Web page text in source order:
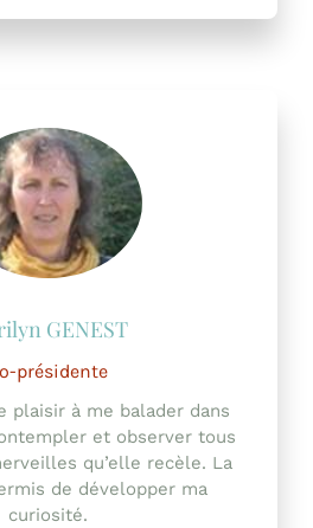
présidente
plaisir à me balader dans
et observer tous
qu’elle recèle. La
de développer ma
curiosité.